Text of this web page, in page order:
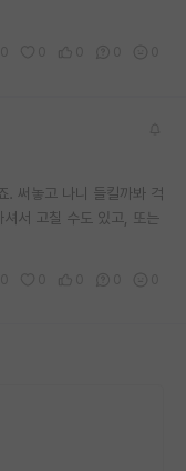
. 써놓고 나니 들킬까봐 걱
서 고칠 수도 있고, 또는